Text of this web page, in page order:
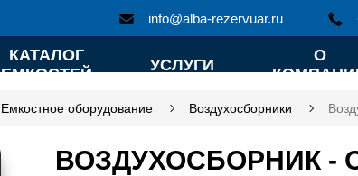
КАТАЛОГ
ЕМКОСТЕЙ
УСЛУГИ
О
info@alba-rezervuar.ru
Емкостное оборудование Воздухосборники
ВОЗДУХОСБОРНИК -